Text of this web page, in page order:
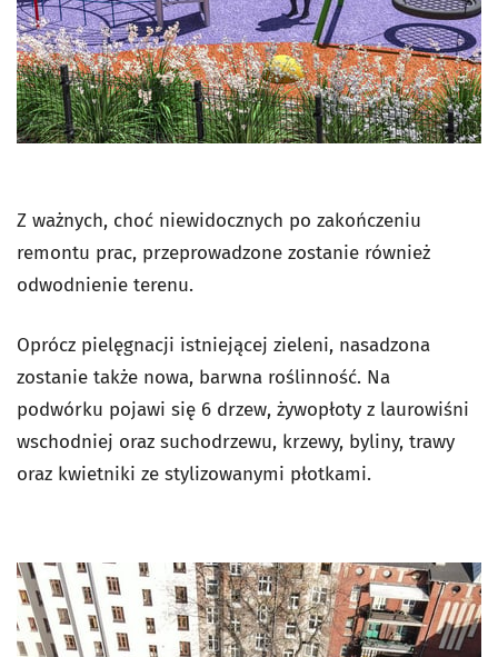
Z ważnych, choć niewidocznych po zakończeniu
remontu prac, przeprowadzone zostanie również
odwodnienie terenu.
Oprócz pielęgnacji istniejącej zieleni, nasadzona
zostanie także nowa, barwna roślinność. Na
podwórku pojawi się 6 drzew, żywopłoty z laurowiśni
wschodniej oraz suchodrzewu, krzewy, byliny, trawy
oraz kwietniki ze stylizowanymi płotkami.